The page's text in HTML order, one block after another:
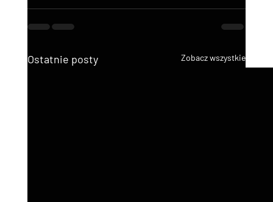
Ostatnie posty Zobacz wszystkie